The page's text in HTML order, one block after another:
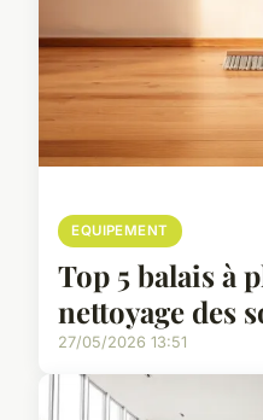
EQUIPEMENT
Top 5 balais à
nettoyage des
27/05/2026 13:51